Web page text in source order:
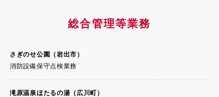
総合管理等業務
さぎのせ公園
（岩出市）
消防設備保守点検業務
滝原温泉ほたるの湯 （広川町）